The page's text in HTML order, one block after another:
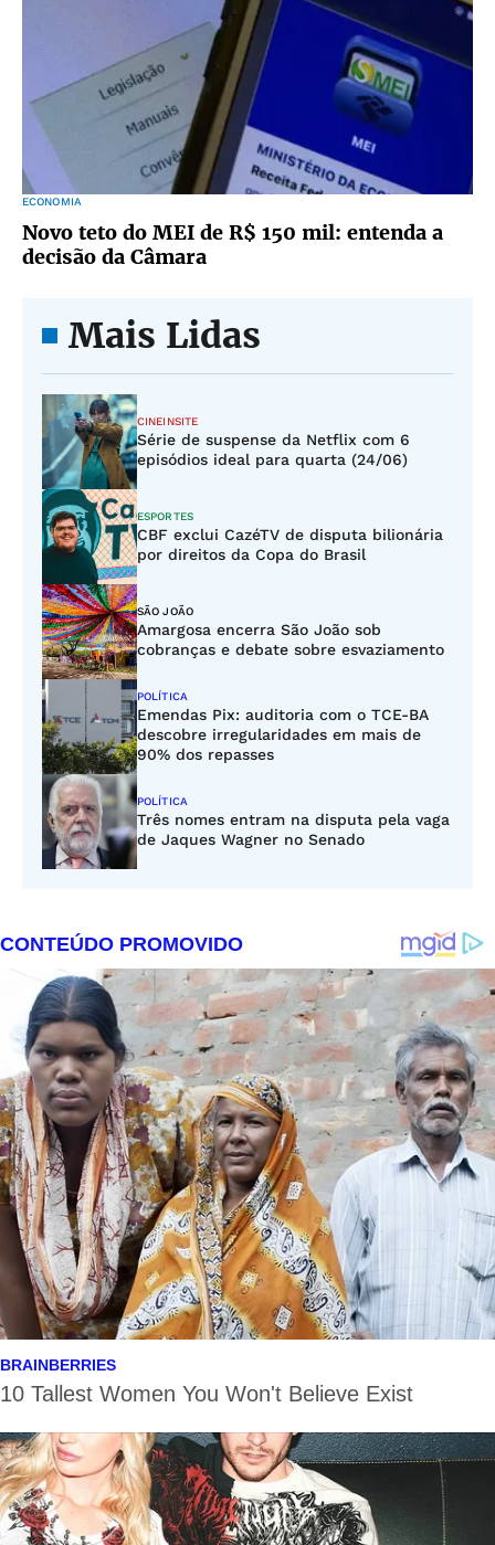
ECONOMIA
Novo teto do MEI de R$ 150 mil: entenda a
decisão da Câmara
Mais Lidas
CINEINSITE
Série de suspense da Netflix com 6
episódios ideal para quarta (24/06)
ESPORTES
CBF exclui CazéTV de disputa bilionária
por direitos da Copa do Brasil
SÃO JOÃO
Amargosa encerra São João sob
cobranças e debate sobre esvaziamento
POLÍTICA
Emendas Pix: auditoria com o TCE-BA
descobre irregularidades em mais de
90% dos repasses
POLÍTICA
Três nomes entram na disputa pela vaga
de Jaques Wagner no Senado